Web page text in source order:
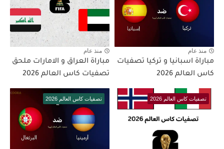
منذ عام
مباراة اسبانيا و تركيا تصفيات
كاس العالم 2026
منذ عام
مباراة العراق و الامارات ملحق
تصفيات كاس العالم 2026
تصفيات كاس العالم 2026 تصفيات كاس العالم 2026